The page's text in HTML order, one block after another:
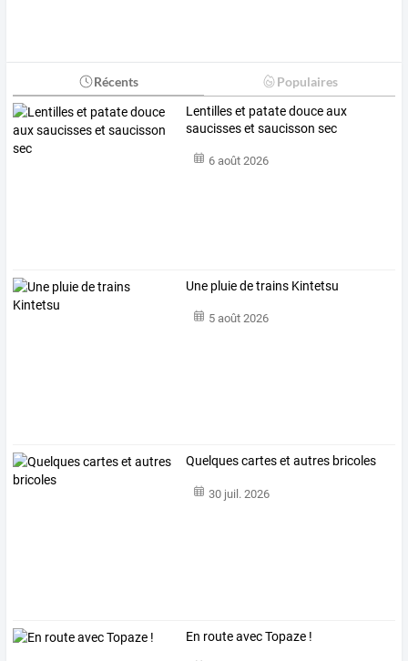
Récents Populaires
Lentilles et patate douce aux
saucisses et saucisson sec
6 août 2026
Une pluie de trains Kintetsu
5 août 2026
Quelques cartes et autres bricoles
30 juil. 2026
En route avec Topaze !